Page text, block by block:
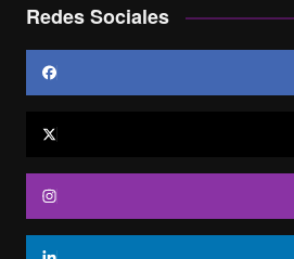
Redes Sociales